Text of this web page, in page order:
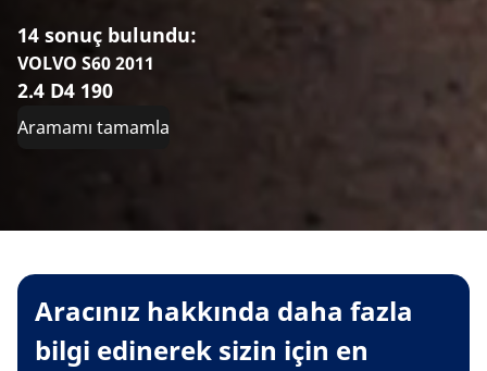
14 sonuç bulundu:
VOLVO S60 2011
2.4 D4 190
Aramamı tamamla
Aracınız hakkında daha fazla
bilgi edinerek sizin için en